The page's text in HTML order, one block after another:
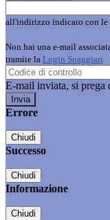
all'indirizzo indicato con le
Non hai una e-mail
tramite la Login Spaggiari
E-mail inviata, si prega
Errore
Chiudi
Successo
Chiudi
Informazione
Chiudi